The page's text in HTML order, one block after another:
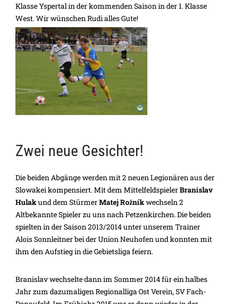
Klasse Yspertal in der kommenden Saison in der 1. Klasse
West. Wir wünschen Rudi alles Gute!
Zwei neue Gesichter!
Die beiden Abgänge werden mit 2 neuen Legionären aus der
Slowakei kompensiert. Mit dem MittelfeldspielerBranislav
Hulakund dem StürmerMatej Rožníkwechseln 2
Altbekannte Spieler zu uns nach Petzenkirchen. Die beiden
spielten in der Saison 2013/2014 unter unserem Trainer
Alois Sonnleitner bei der Union Neuhofen und konnten mit
ihm den Aufstieg in die Gebietsliga feiern.
Branislav wechselte dann im Sommer 2014 für ein halbes
Jahr zum dazumaligen Regionalliga Ost Verein, SV Fach-